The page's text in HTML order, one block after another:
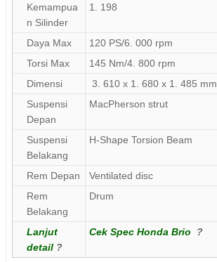
Kemampua
n Silinder
1. 198
Daya Max
120 PS/6. 000 rpm
Torsi Max
145 Nm/4. 800 rpm
Dimensi
3. 610 x 1. 680 x 1. 485 mm
Suspensi
Depan
MacPherson strut
Suspensi
Belakang
H-Shape Torsion Beam
Rem Depan
Ventilated disc
Rem
Belakang
Drum
Lanjut
detail ?
Cek Spec Honda Brio ?